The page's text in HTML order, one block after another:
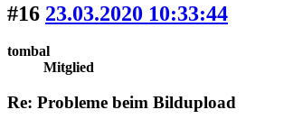
#16 23.03.2020 10:33:44
tombal
Mitglied
Re: Probleme beim Bildupload